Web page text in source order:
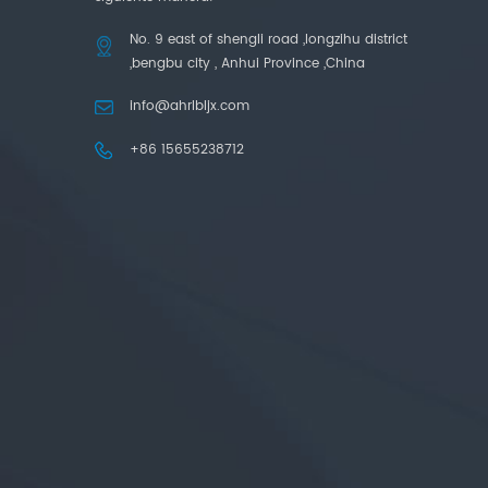
No. 9 east of shengli road ,longzihu district
,bengbu city , Anhui Province ,China
info@ahrlbljx.com
+86 15655238712